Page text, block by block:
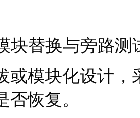
替换与旁路测
或模块化设计
恢复。